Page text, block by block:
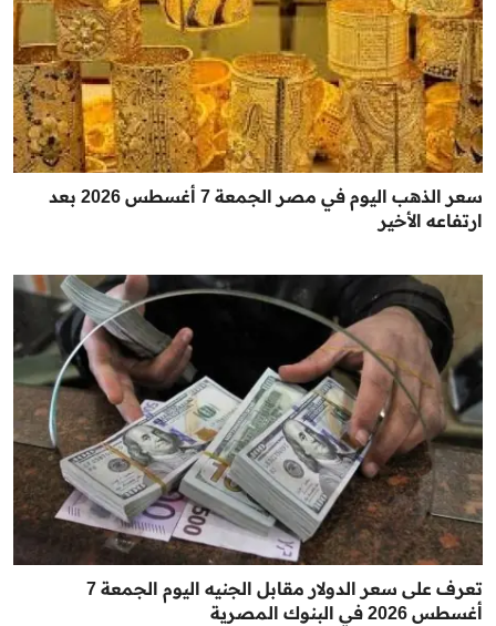
سعر الذهب اليوم في مصر الجمعة 7 أغسطس 2026 بعد
ارتفاعه الأخير
تعرف على سعر الدولار مقابل الجنيه اليوم الجمعة 7
أغسطس 2026 في البنوك المصرية